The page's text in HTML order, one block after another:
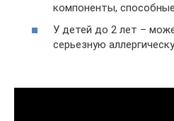
компоненты,
У детей до 2 лет –
серьезную